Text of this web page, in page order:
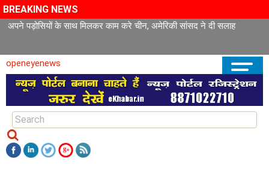
BREAKING NEWS
अपने पड़ोसियों के साथ मिलकर काम करे चीन, अमेरिकी सांसद ने दी सलाह
openeyenews